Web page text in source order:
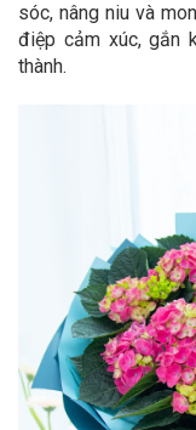
sóc, nâng niu và
điệp cảm xúc, gắn
thành.